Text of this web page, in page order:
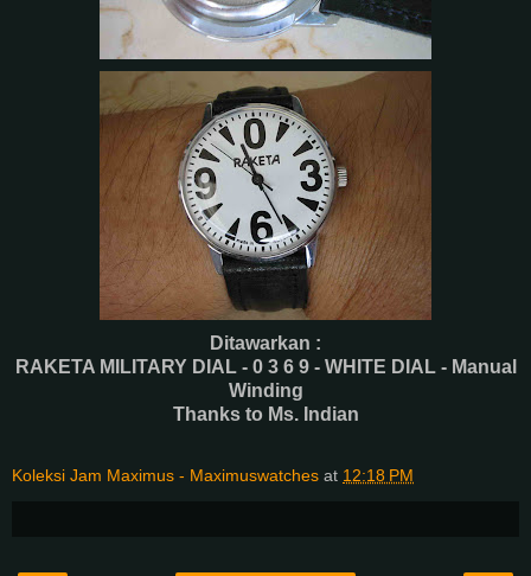
Ditawarkan :
RAKETA MILITARY DIAL - 0 3 6 9 - WHITE DIAL - Manual
Winding
Thanks to Ms. Indian
Koleksi Jam Maximus - Maximuswatches at 12:18 PM